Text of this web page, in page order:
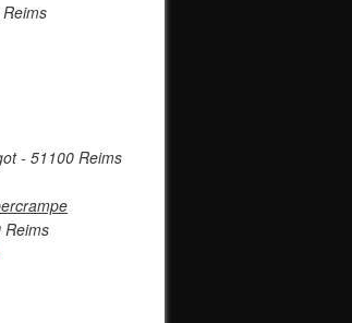
- 51100 Reims
Reims